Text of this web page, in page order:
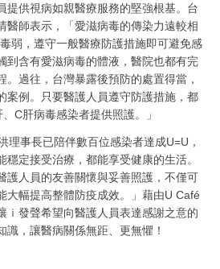
提供視病如親醫療服務的堅強根基。台
醫師表示，「愛滋病毒的傳染力遠較相
弱，遵守一般醫療防護措施即可避免感
到含有愛滋病毒的體液，醫院也都有完
。過往，台灣暴露後預防的處置得當，
案例。只要醫護人員遵守防護措施，都
C肝病毒感染者提供照護。」
理事長已陪伴數百位感染者達成U=U，
定接受治療，都能享受健康的生活。
護人員的友善關懷與妥善照護，不僅可
大幅提高整體防疫成效。」藉由U Café
ｉ發聲希望向醫護人員表達感謝之意的
識，讓醫病關係無距、更無懼！